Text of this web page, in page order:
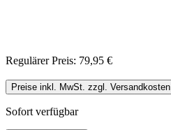
Regulärer Preis: 79,95 €
Preise inkl. MwSt. zzgl. Versandkosten
Sofort verfügbar